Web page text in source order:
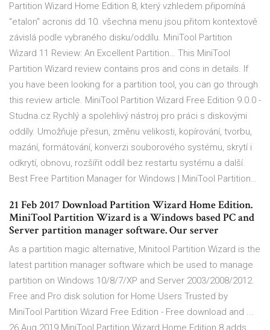
Partition Wizard Home Edition 8, který vzhledem připomíná
"etalon" acronis dd 10. všechna menu jsou přitom kontextově
závislá podle vybraného disku/oddílu. MiniTool Partition
Wizard 11 Review: An Excellent Partition… This MiniTool
Partition Wizard review contains pros and cons in details. If
you have been looking for a partition tool, you can go through
this review article. MiniTool Partition Wizard Free Edition 9.0.0 -
Studna.cz Rychlý a spolehlivý nástroj pro práci s diskovými
oddíly. Umožňuje přesun, změnu velikosti, kopírování, tvorbu,
mazání, formátování, konverzi souborového systému, skrytí i
odkrytí, obnovu, rozšířit oddíl bez restartu systému a další.
Best Free Partition Manager for Windows | MiniTool Partition…
21 Feb 2017 Download Partition Wizard Home Edition.
MiniTool Partition Wizard is a Windows based PC and
Server partition manager software. Our server
As a partition magic alternative, Minitool Partition Wizard is the
latest partition manager software which be used to manage
partition on Windows 10/8/7/XP and Server 2003/2008/2012.
Free and Pro disk solution for Home Users Trusted by
MiniTool Partition Wizard Free Edition - Free download and ...